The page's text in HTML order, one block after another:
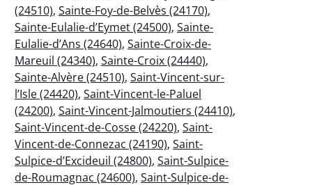
(24510), Sainte-Foy-de-Belvès (24170),
Sainte-Eulalie-d’Eymet (24500), Sainte-
Eulalie-d’Ans (24640), Sainte-Croix-de-
Mareuil (24340), Sainte-Croix (24440),
Sainte-Alvère (24510), Saint-Vincent-sur-
l’Isle (24420), Saint-Vincent-le-Paluel
(24200), Saint-Vincent-Jalmoutiers (24410),
Saint-Vincent-de-Cosse (24220), Saint-
Vincent-de-Connezac (24190), Saint-
Sulpice-d’Excideuil (24800), Saint-Sulpice-
de-Roumagnac (24600), Saint-Sulpice-de-